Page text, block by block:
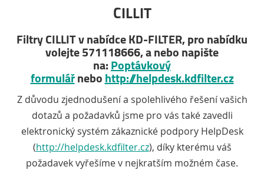
CILLIT
Filtry CILLIT v nabídce KD-FILTER, pro nabídku
volejte 571118666, a nebo napište
na: Poptávkový
formulářnebo http://helpdesk.kdfilter.cz
Z důvodu zjednodušení a spolehlivého řešení vašich
dotazů a požadavků jsme pro vás také zavedli
elektronický systém zákaznické podpory HelpDesk
(http://helpdesk.kdfilter.cz), díky kterému váš
požadavek vyřešíme v nejkratším možném čase.